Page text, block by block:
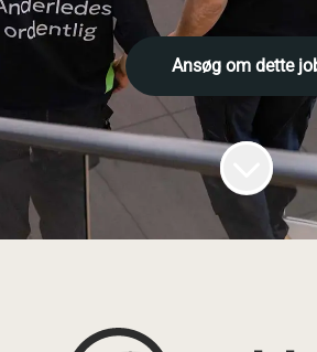
Ansøg om dette